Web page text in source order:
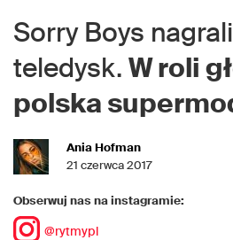
Sorry Boys
teledysk. W roli
polska
Ania Hofman
21 czerwca 2017
Obserwuj nas na instagramie:
@rytmypl